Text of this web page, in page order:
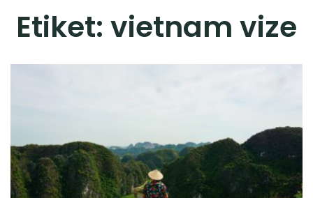
Etiket: vietnam vize